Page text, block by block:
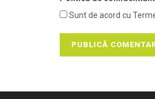
Sunt de acord cu